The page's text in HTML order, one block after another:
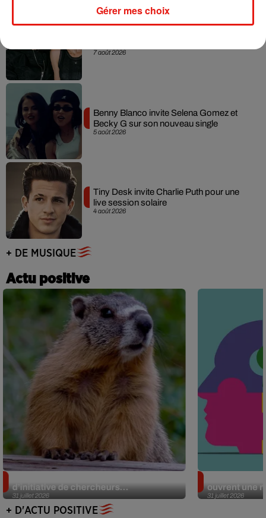
7 août 2026
5 août 2026
Benny Blanco invite Selena Gomez et
Becky G sur son nouveau single
4 août 2026
Tiny Desk invite Charlie Puth pour une
live session solaire
+ DE MUSIQUE
Actu positive
31 juillet 2026
d’initiative de chercheurs...
31 juillet 2026
ouvrent une
+ D'ACTU POSITIVE
Gérer mes choix